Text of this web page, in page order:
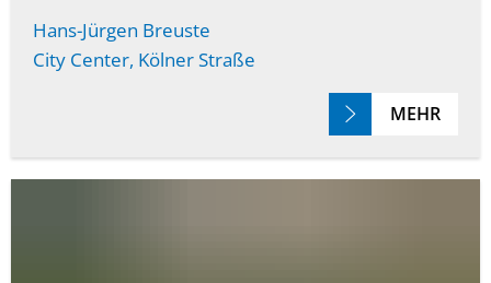
Hans-Jürgen Breuste
City Center, Kölner Straße
MEHR